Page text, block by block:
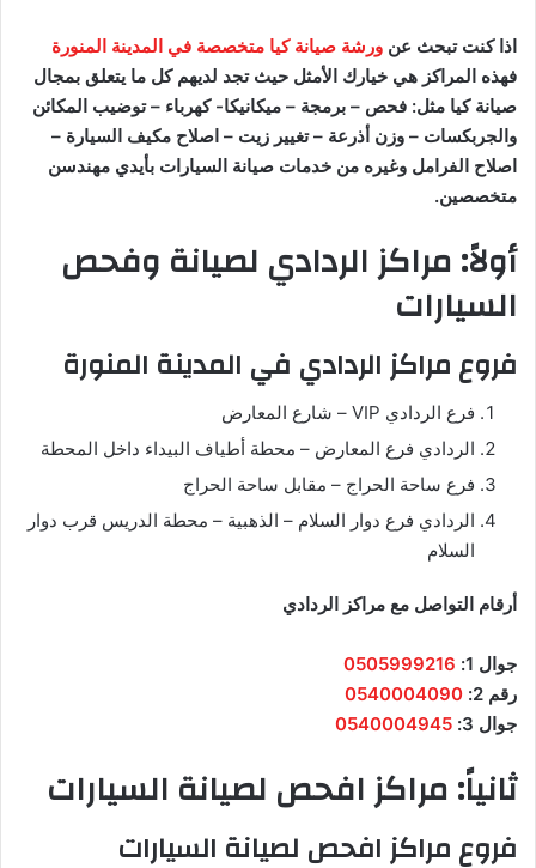
اذا كنت تبحث عن ورشة صيانة كيا متخصصة في المدينة المنورة
فهذه المراكز هي خيارك الأمثل حيث تجد لديهم كل ما يتعلق بمجال
صيانة كيا مثل: فحص – برمجة – ميكانيكا- كهرباء – توضيب المكائن
والجربكسات – وزن أذرعة – تغيير زيت – اصلاح مكيف السيارة –
اصلاح الفرامل وغيره من خدمات صيانة السيارات بأيدي مهندسن
متخصصين.
أولاً: مراكز الردادي لصيانة وفحص
السيارات
فروع مراكز الردادي في المدينة المنورة
فرع الردادي VIP – شارع المعارض
الردادي فرع المعارض – محطة أطياف البيداء داخل المحطة
فرع ساحة الحراج – مقابل ساحة الحراج
الردادي فرع دوار السلام – الذهبية – محطة الدريس قرب دوار
السلام
أرقام التواصل مع مراكز الردادي
جوال 1:
0505999216
رقم 2:
0540004090
جوال 3:
0540004945
ثانياً: مراكز افحص لصيانة السيارات
فروع مراكز افحص لصيانة السيارات